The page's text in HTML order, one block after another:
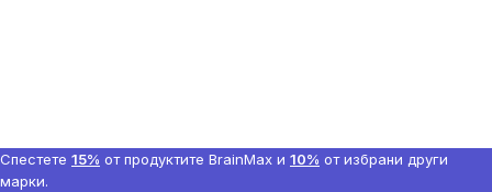
Спестете 15% от продуктите BrainMax и 10% от избрани други
марки.